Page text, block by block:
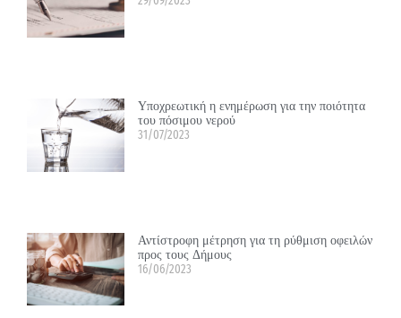
Υποχρεωτική η ενημέρωση για την ποιότητα
του πόσιμου νερού
31/07/2023
Αντίστροφη μέτρηση για τη ρύθμιση οφειλών
προς τους Δήμους
16/06/2023